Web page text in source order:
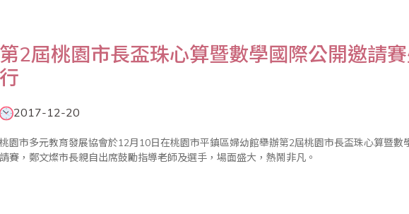
第2屆桃園市長盃珠心算暨數學國際公開邀請
行
2017-12-20
桃園市多元教育發展協會於12月10日在桃園市平鎮區婦幼館舉辦第2屆桃園市長盃珠心算暨數
請賽，鄭文燦市長親自出席鼓勵指導老師及選手，場面盛大，熱鬧非凡。